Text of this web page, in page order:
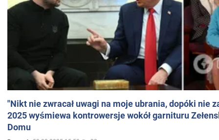
"Nikt nie zwracał uwagi na moje ubrania, dopóki nie
2025 wyśmiewa kontrowersje wokół garnituru
Domu